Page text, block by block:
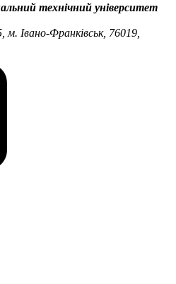
технічний університет
Івано-Франківськ, 76019,